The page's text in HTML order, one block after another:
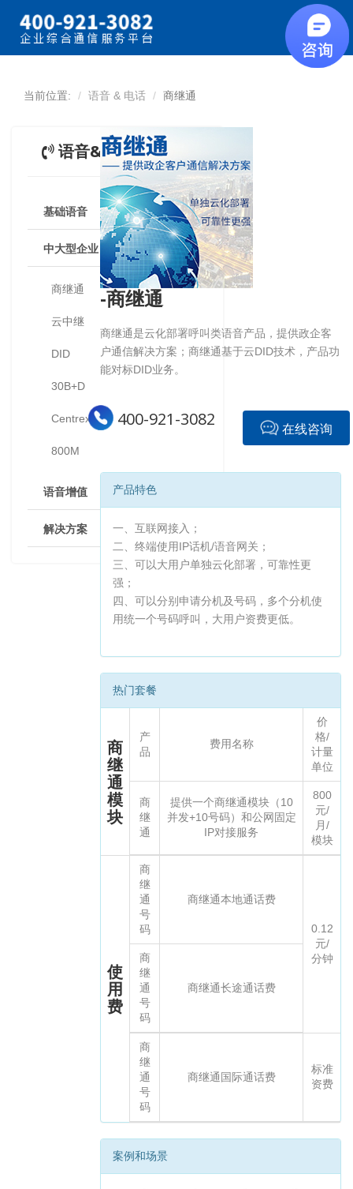
当前位置: 语音 & 电话 商继通
语音&电话
基础语音
中大型企业
商继通
云中继
DID
30B+D
Centrex
800M
语音增值
解决方案
-商继通
商继通是云化部署呼叫类语音产品，提供政企客
户通信解决方案；商继通基于云DID技术，产品功
能对标DID业务。
400-921-3082 在线咨询
产品特色
一、互联网接入；
二、终端使用IP话机/语音网关；
三、可以大用户单独云化部署，可靠性更
强；
四、可以分别申请分机及号码，多个分机使
用统一个号码呼叫，大用户资费更低。
热门套餐
商
继
通
模
块
产
品
费用名称
价
格/
计量
单位
商
继
通
提供一个商继通模块（10
并发+10号码）和公网固定
IP对接服务
800
元/
月/
模块
使
用
费
商
继
通
号
码
商继通本地通话费
0.12
元/
分钟
商
继
通
号
码
商继通长途通话费
商
继
通
号
码
商继通国际通话费
标准
资费
案例和场景